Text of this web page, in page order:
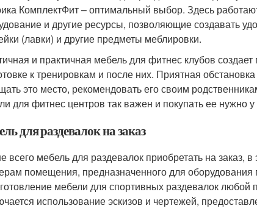
КомплектФит – оптимальный выбор. Здесь
и другие ресурсы, позволяющие создавать
(лавки) и другие предметы меблировки.
и практичная мебель для фитнес клубов
к тренировкам и после них. Приятная
это место, рекомендовать его своим
для фитнес центров так важен и покупать ее нужно
для раздевалок на заказ
всего мебель для раздевалок приобретать на заказ,
помещения, предназначенного для
мебели для спортивных раздевалок
использование эскизов и чертежей,